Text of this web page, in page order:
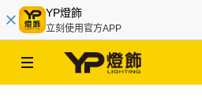
YP燈飾
立刻使用官方APP